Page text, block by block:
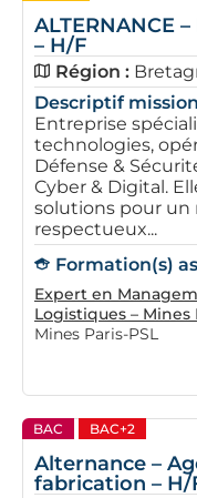
ALTERNANCE
– H/F
Région :
Descriptif
Entreprise
technologies,
Défense &
Cyber & Digital.
solutions pour un
respectueux...
Formation(s)
Expert en
Logistiques – Mines
Mines Paris-PSL
BAC BAC+2
Alternance –
fabrication – H/